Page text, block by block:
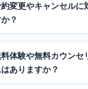
変更やキャンセルに
？
体験や無料カウンセ
ありますか？